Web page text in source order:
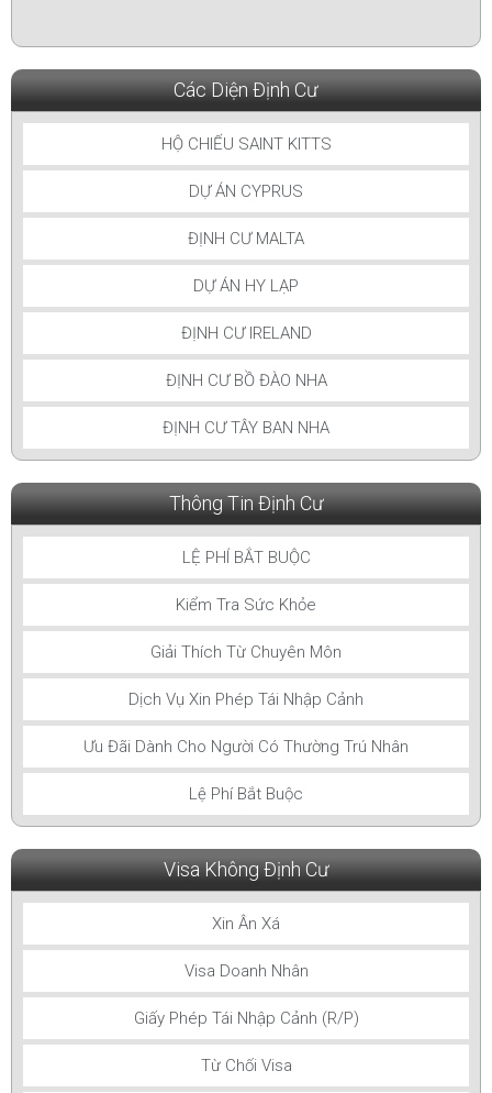
Các Diện Định Cư
HỘ CHIẾU SAINT KITTS
DỰ ÁN CYPRUS
ĐỊNH CƯ MALTA
DỰ ÁN HY LẠP
ĐỊNH CƯ IRELAND
ĐỊNH CƯ BỒ ĐÀO NHA
ĐỊNH CƯ TÂY BAN NHA
Thông Tin Định Cư
LỆ PHÍ BẮT BUỘC
Kiểm Tra Sức Khỏe
Giải Thích Từ Chuyên Môn
Dịch Vụ Xin Phép Tái Nhập Cảnh
Ưu Đãi Dành Cho Người Có Thường Trú Nhân
Lệ Phí Bắt Buộc
Visa Không Định Cư
Xin Ân Xá
Visa Doanh Nhân
Giấy Phép Tái Nhập Cảnh (R/P)
Từ Chối Visa